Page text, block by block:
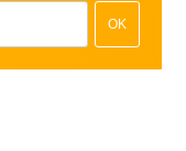
OK